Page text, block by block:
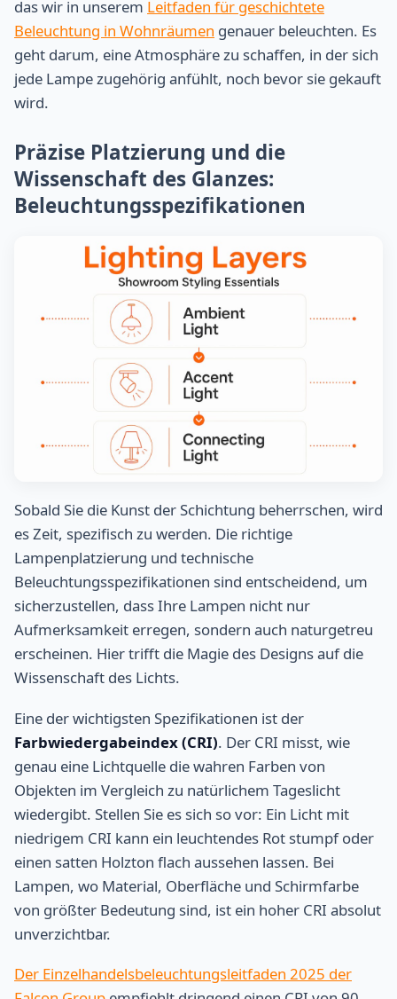
das wir in unserem Leitfaden für geschichtete
Beleuchtung in Wohnräumen genauer beleuchten. Es
geht darum, eine Atmosphäre zu schaffen, in der sich
jede Lampe zugehörig anfühlt, noch bevor sie gekauft
wird.
Präzise Platzierung und die
Wissenschaft des Glanzes:
Beleuchtungsspezifikationen
Sobald Sie die Kunst der Schichtung beherrschen, wird
es Zeit, spezifisch zu werden. Die richtige
Lampenplatzierung und technische
Beleuchtungsspezifikationen sind entscheidend, um
sicherzustellen, dass Ihre Lampen nicht nur
Aufmerksamkeit erregen, sondern auch naturgetreu
erscheinen. Hier trifft die Magie des Designs auf die
Wissenschaft des Lichts.
Eine der wichtigsten Spezifikationen ist der
Farbwiedergabeindex (CRI). Der CRI misst, wie
genau eine Lichtquelle die wahren Farben von
Objekten im Vergleich zu natürlichem Tageslicht
wiedergibt. Stellen Sie es sich so vor: Ein Licht mit
niedrigem CRI kann ein leuchtendes Rot stumpf oder
einen satten Holzton flach aussehen lassen. Bei
Lampen, wo Material, Oberfläche und Schirmfarbe
von größter Bedeutung sind, ist ein hoher CRI absolut
unverzichtbar.
Der Einzelhandelsbeleuchtungsleitfaden 2025 der